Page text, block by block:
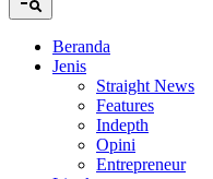
Beranda
Jenis
Straight News
Features
Indepth
Opini
Entrepreneur